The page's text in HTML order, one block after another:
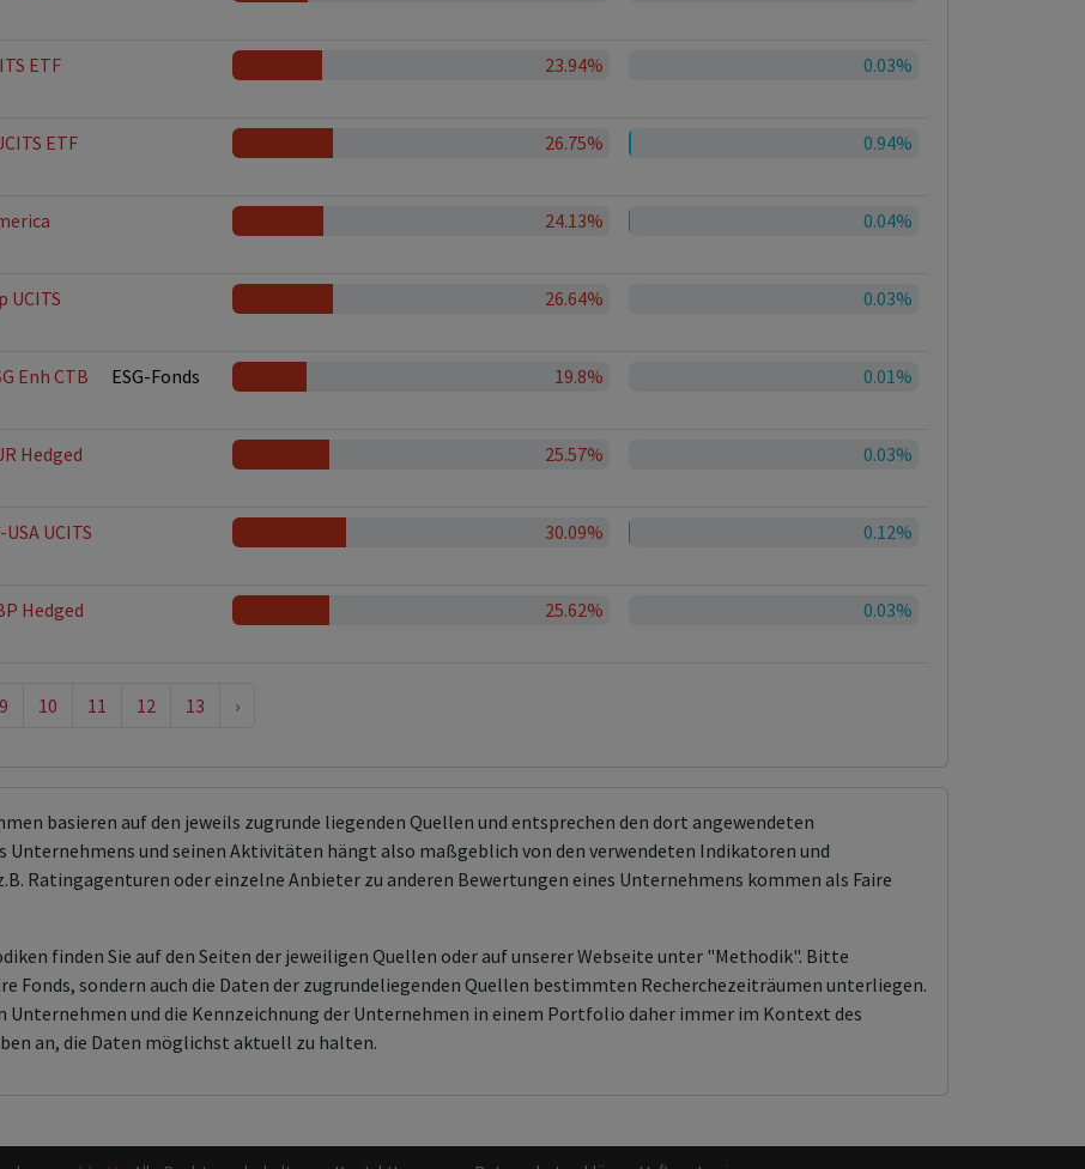
ETF
23.94% 0.03%
ETF
26.75% 0.94%
24.13% 0.04%
UCITS
26.64% 0.03%
Enh CTB
ESG-Fonds 19.8% 0.01%
Hedged
25.57% 0.03%
UCITS
30.09% 0.12%
Hedged
25.62% 0.03%
9 10 11 12 13 ›
basieren auf den jeweils zugrunde liegenden Quellen und entsprechen den dort angewendeten
Unternehmens und seinen Aktivitäten hängt also maßgeblich von den verwendeten Indikatoren und
Ratingagenturen oder einzelne Anbieter zu anderen Bewertungen eines Unternehmens kommen als Faire
finden Sie auf den Seiten der jeweiligen Quellen oder auf unserer Webseite unter "Methodik". Bitte
Fonds, sondern auch die Daten der zugrundeliegenden Quellen bestimmten Recherchezeiträumen unterliegen.
Unternehmen und die Kennzeichnung der Unternehmen in einem Portfolio daher immer im Kontext des
an, die Daten möglichst aktuell zu halten.